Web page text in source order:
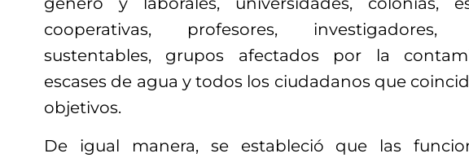
cooperativas, profesores, investigadores,
sustentables, grupos afectados por la
escases de agua y todos los ciudadanos que
objetivos.
De igual manera, se estableció que las